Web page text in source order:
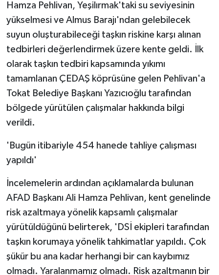
Hamza Pehlivan, Yeşilırmak'taki su seviyesinin
yükselmesi ve Almus Barajı'ndan gelebilecek
suyun oluşturabileceği taşkın riskine karşı alınan
tedbirleri değerlendirmek üzere kente geldi. İlk
olarak taşkın tedbiri kapsamında yıkımı
tamamlanan ÇEDAŞ köprüsüne gelen Pehlivan'a
Tokat Belediye Başkanı Yazıcıoğlu tarafından
bölgede yürütülen çalışmalar hakkında bilgi
verildi.
'Bugün itibariyle 454 hanede tahliye çalışması
yapıldı'
İncelemelerin ardından açıklamalarda bulunan
AFAD Başkanı Ali Hamza Pehlivan, kent genelinde
risk azaltmaya yönelik kapsamlı çalışmalar
yürütüldüğünü belirterek, 'DSİ ekipleri tarafından
taşkın korumaya yönelik tahkimatlar yapıldı. Çok
şükür bu ana kadar herhangi bir can kaybımız
olmadı. Yaralanmamız olmadı. Risk azaltmanın bir